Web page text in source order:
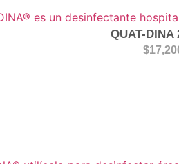
QUAT-DINA
$